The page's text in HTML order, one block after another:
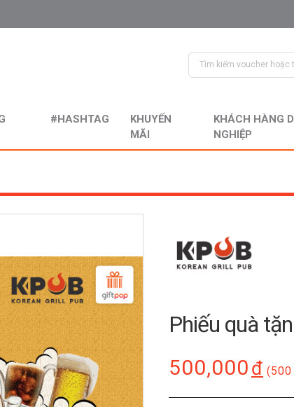
#HASHTAG
KHUYẾN
MÃI
KHÁCH HÀNG
NGHIỆP
Phiếu quà
500,000đ (500